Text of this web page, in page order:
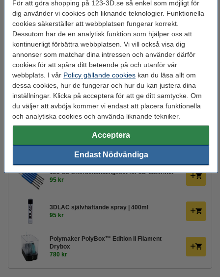
För att göra shopping på 123-3D.se så enkel som möjligt för
dig använder vi cookies och liknande teknologier. Funktionella
cookies säkerställer att webbplatsen fungerar korrekt.
Dessutom har de en analytisk funktion som hjälper oss att
kontinuerligt förbättra webbplatsen. Vi vill också visa dig
annonser som matchar dina intressen och använder därför
cookies för att spåra ditt beteende på och utanför vår
webbplats. I vår Policy gällande cookies kan du läsa allt om
dessa cookies, hur de fungerar och hur du kan justera dina
inställningar. Klicka på acceptera för att ge ditt samtycke. Om
du väljer att avböja kommer vi endast att placera funktionella
och analytiska cookies och använda liknande tekniker.
Acceptera
Endast Nödvändiga
Material: PET
Nozzle
temperaturområde:
220 - 260 °C
Spolens bredd: 17,0 cm
Spolens inre diameter: Ø 3,5 cm
Ø 37,0 cm
Varumärke: BASF
Glöm inte att beställa!
123-3D Efterbehandlingsset för 3D-utskrifter
95 kr
3DLAC självhäftande spray | 400ml
95 kr
Polymaker PolyBox™ Edition II Filament
Drybox
780 kr